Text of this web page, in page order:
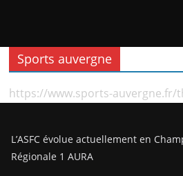
Sports auvergne
https://www.sports-auvergne.fr/
L’ASFC évolue actuellement en
Régionale 1 AURA